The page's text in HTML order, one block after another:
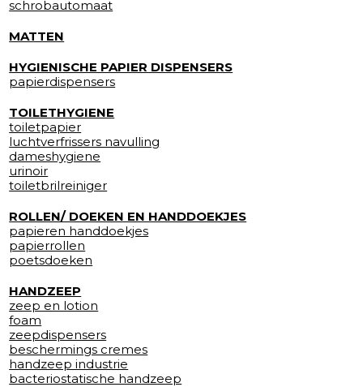
schrobautomaat
MATTEN
HYGIENISCHE PAPIER DISPENSERS
papierdispensers
TOILETHYGIENE
toiletpapier
luchtverfrissers navulling
dameshygiene
urinoir
toiletbrilreiniger
ROLLEN/ DOEKEN EN HANDDOEKJES
papieren handdoekjes
papierrollen
poetsdoeken
HANDZEEP
zeep en lotion
foam
zeepdispensers
beschermings cremes
handzeep industrie
bacteriostatische handzeep